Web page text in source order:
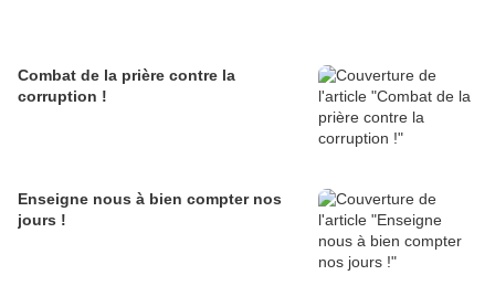
Combat de la prière contre la
corruption !
Enseigne nous à bien compter nos
jours !